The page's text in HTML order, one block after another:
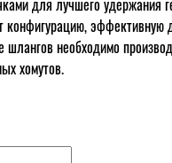
эффективную
необходимо
хомутов.